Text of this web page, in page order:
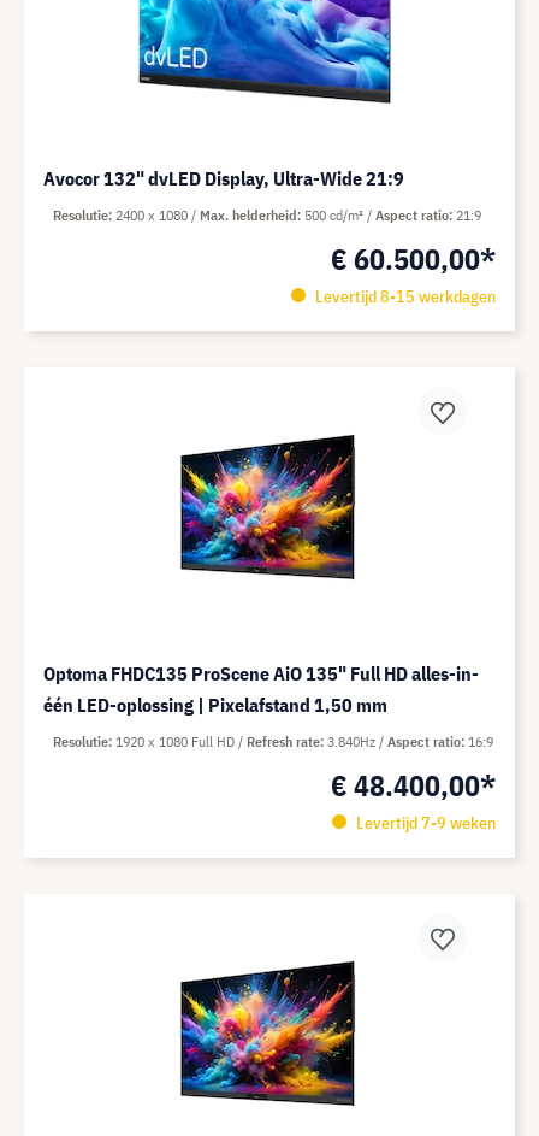
Avocor 132" dvLED Display, Ultra-Wide 21:9
€ 60.500,00*
Levertijd 8-15 werkdagen
Resolutie 2400 x 1080 Max. helderheid 500 cd/m² Aspect ratio 21:9
Optoma FHDC135 ProScene AiO 135" Full HD alles-in-
één LED-oplossing | Pixelafstand 1,50 mm
€ 48.400,00*
Levertijd 7-9 weken
Resolutie 1920 x 1080 Full HD Refresh rate 3.840Hz Aspect ratio 16:9